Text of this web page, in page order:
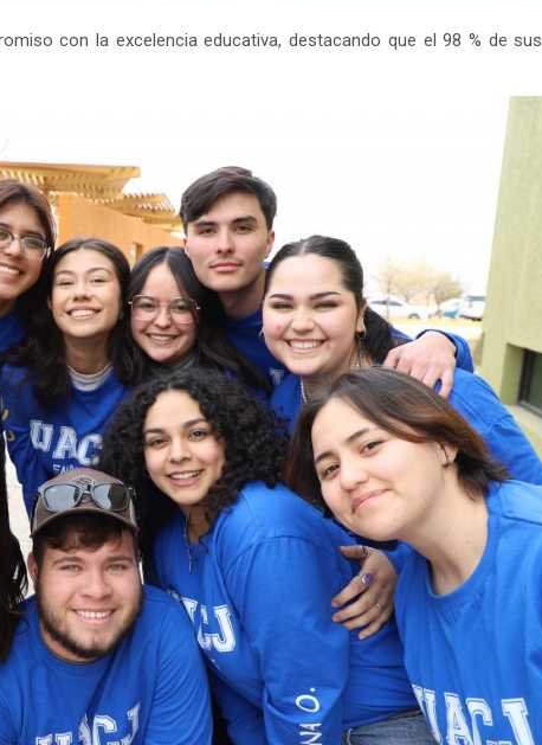
con la excelencia educativa, destacando que el 98 % de sus